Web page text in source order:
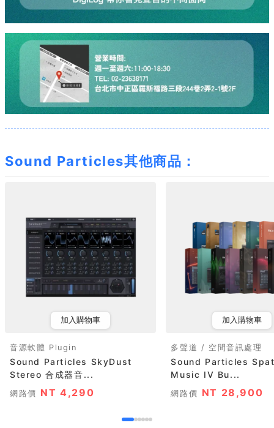
Sound Particles其他商品：
加入購物車
音源軟體 Plugin
Sound Particles SkyDust
Stereo 合成器音...
網路價 NT 4,290
加入購物車
多聲道 / 空間音訊處理
Sound Particles
Music IV Bu...
網路價 NT 28,900